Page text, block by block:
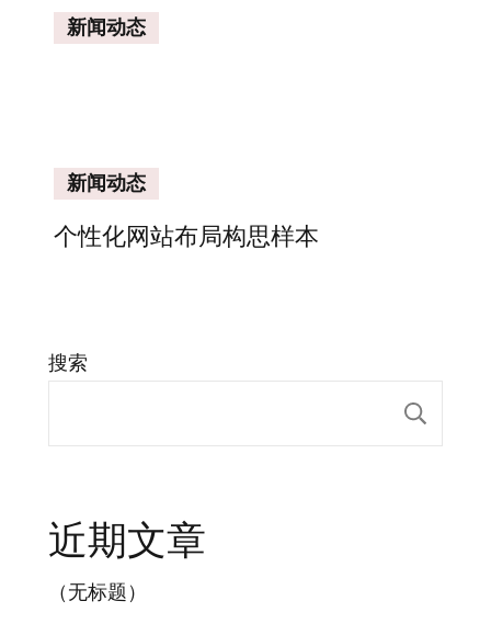
新闻动态
新闻动态
个性化网站布局构思样本
搜索
近期文章
（无标题）